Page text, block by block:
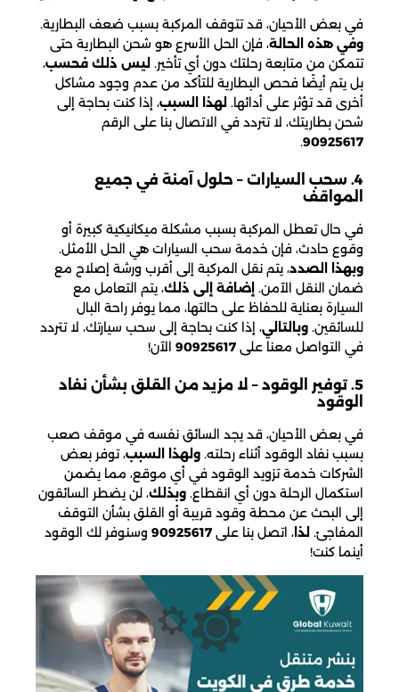
في بعض الأحيان، قد تتوقف المركبة بسبب ضعف البطارية.
وفي هذه الحالة، فإن الحل الأسرع هو شحن البطارية حتى
تتمكن من متابعة رحلتك دون أي تأخير. ليس ذلك فحسب،
بل يتم أيضًا فحص البطارية للتأكد من عدم وجود مشاكل
أخرى قد تؤثر على أدائها. لهذا السبب، إذا كنت بحاجة إلى
شحن بطاريتك، لا تتردد في الاتصال بنا على الرقم
90925617
.
4. سحب السيارات – حلول آمنة في جميع
المواقف
في حال تعطل المركبة بسبب مشكلة ميكانيكية كبيرة أو
وقوع حادث، فإن خدمة سحب السيارات هي الحل الأمثل.
وبهذا الصدد، يتم نقل المركبة إلى أقرب ورشة إصلاح مع
ضمان النقل الآمن. إضافة إلى ذلك، يتم التعامل مع
السيارة بعناية للحفاظ على حالتها، مما يوفر راحة البال
للسائقين. وبالتالي، إذا كنت بحاجة إلى سحب سيارتك، لا تتردد
في التواصل معنا على 90925617 الآن!
5. توفير الوقود – لا مزيد من القلق بشأن نفاد
الوقود
في بعض الأحيان، قد يجد السائق نفسه في موقف صعب
بسبب نفاد الوقود أثناء رحلته. ولهذا السبب، توفر بعض
الشركات خدمة تزويد الوقود في أي موقع، مما يضمن
استكمال الرحلة دون أي انقطاع. وبذلك، لن يضطر السائقون
إلى البحث عن محطة وقود قريبة أو القلق بشأن التوقف
المفاجئ. لذا ، اتصل بنا على 90925617 وسنوفر لك الوقود
أينما كنت!